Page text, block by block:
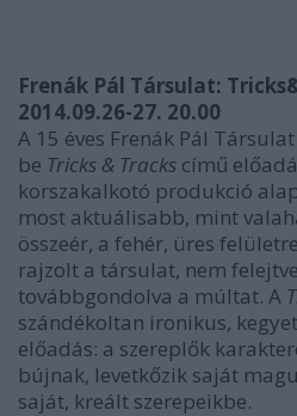
Frenák Pál Társulat:
2014.09.26-27. 20.00
A 15 éves Frenák Pál
be Tricks & Tracks című
korszakalkotó produkció
most aktuálisabb, mint
összeér, a fehér, üres
rajzolt a társulat, nem
továbbgondolva a múltat. A
szándékoltan ironikus,
előadás: a szereplők
bújnak, levetkőzik saját
saját, kreált szerepeikbe.